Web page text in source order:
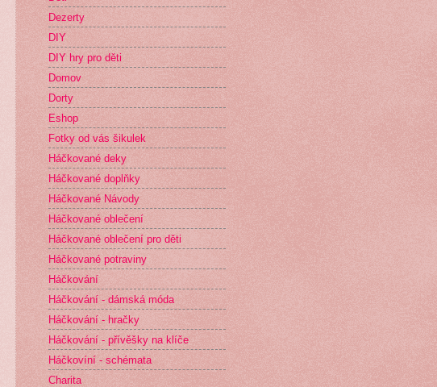
Dezerty
DIY
DIY hry pro děti
Domov
Dorty
Eshop
Fotky od vás šikulek
Háčkované deky
Háčkované doplňky
Háčkované Návody
Háčkované oblečení
Háčkované oblečení pro děti
Háčkované potraviny
Háčkování
Háčkování - dámská móda
Háčkování - hračky
Háčkování - přívěšky na klíče
Háčkovíní - schémata
Charita